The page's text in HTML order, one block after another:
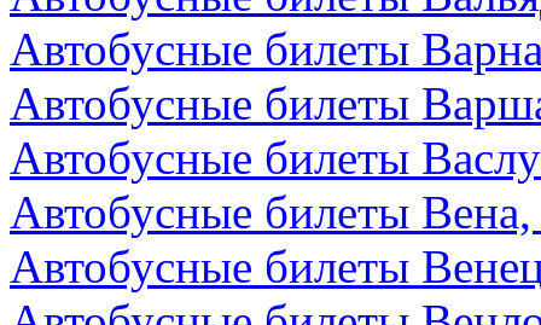
Автобусные билеты
Автобусные билеты
Автобусные билеты
Автобусные билеты
Автобусные билеты